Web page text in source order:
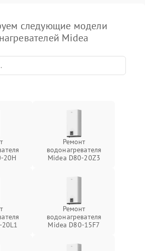
следующие модели
Midea
20Н
Ремонт
водонагревателя
Midea D80-20Z3
Ремонт
водонагревателя
Midea D80-15F7